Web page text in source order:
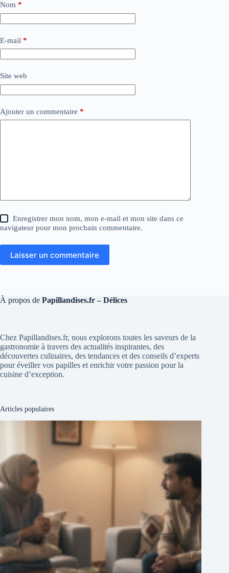
Nom *
E-mail *
Site web
Ajouter un commentaire *
Enregistrer mon nom, mon e-mail et mon site dans ce
navigateur pour mon prochain commentaire.
Laisser un commentaire
À propos de Papillandises.fr – Délices
Chez Papillandises.fr, nous explorons toutes les saveurs de la
gastronomie à travers des actualités inspirantes, des
découvertes culinaires, des tendances et des conseils d’experts
pour éveiller vos papilles et enrichir votre passion pour la
cuisine d’exception.
Articles populaires